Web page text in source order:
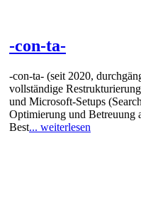
-con-ta-
-con-ta- (seit 2020,
vollständige
und Microsoft-Setups
Optimierung und Betreuung
Best... weiterlesen